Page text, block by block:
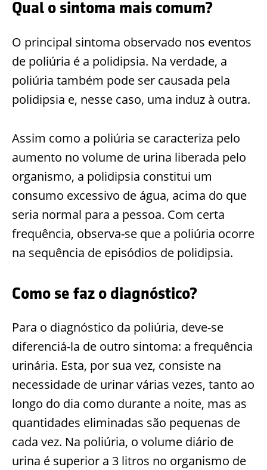
Qual o sintoma mais comum?
O principal sintoma observado nos eventos
de poliúria é a polidipsia. Na verdade, a
poliúria também pode ser causada pela
polidipsia e, nesse caso, uma induz à outra.
Assim como a poliúria se caracteriza pelo
aumento no volume de urina liberada pelo
organismo, a polidipsia constitui um
consumo excessivo de água, acima do que
seria normal para a pessoa. Com certa
frequência, observa-se que a poliúria ocorre
na sequência de episódios de polidipsia.
Como se faz o diagnóstico?
Para o diagnóstico da poliúria, deve-se
diferenciá-la de outro sintoma: a frequência
urinária. Esta, por sua vez, consiste na
necessidade de urinar várias vezes, tanto ao
longo do dia como durante a noite, mas as
quantidades eliminadas são pequenas de
cada vez. Na poliúria, o volume diário de
urina é superior a 3 litros no organismo de